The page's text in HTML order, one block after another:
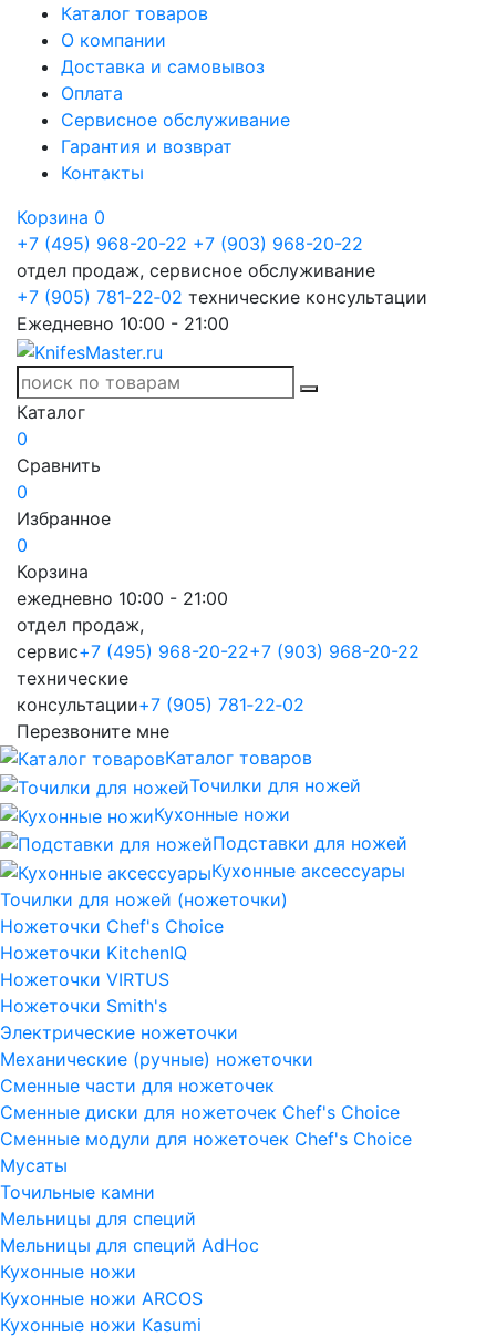
Каталог товаров
О компании
Доставка и самовывоз
Оплата
Сервисное обслуживание
Гарантия и возврат
Контакты
Корзина 0
+7 (495) 968-20-22 +7 (903) 968-20-22
отдел продаж, сервисное обслуживание
+7 (905) 781‑22‑02 технические консультации
Ежедневно 10:00 - 21:00
Каталог
0
Сравнить
0
Избранное
0
Корзина
ежедневно 10:00 - 21:00
отдел продаж,
сервис+7 (495) 968-20-22+7 (903) 968-20-22
технические
консультации+7 (905) 781‑22‑02
Перезвоните мне
Каталог товаров
Точилки для ножей
Кухонные ножи
Подставки для ножей
Кухонные аксессуары
Точилки для ножей (ножеточки)
Ножеточки Chef's Choice
Ножеточки KitchenIQ
Ножеточки VIRTUS
Ножеточки Smith's
Электрические ножеточки
Механические (ручные) ножеточки
Сменные части для ножеточек
Сменные диски для ножеточек Chef's Choice
Сменные модули для ножеточек Chef's Choice
Мусаты
Точильные камни
Мельницы для специй
Мельницы для специй AdHoc
Кухонные ножи
Кухонные ножи ARCOS
Кухонные ножи Kasumi